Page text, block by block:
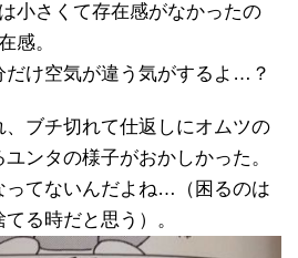
小さくて存在感がなかったの
感。
だけ空気が違う気がするよ…？
ブチ切れて仕返しにオムツの
ンタの様子がおかしかった。
ってないんだよね…（困るのは
る時だと思う）。